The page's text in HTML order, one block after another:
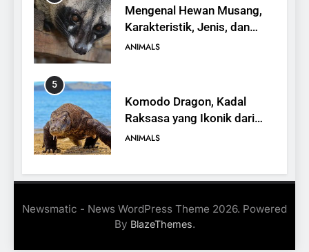
Mengenal Hewan Musang,
Karakteristik, Jenis, dan
Peran dalam Ekosistem
ANIMALS
5
Komodo Dragon, Kadal
Raksasa yang Ikonik dari
Indonesia
ANIMALS
6
Emas, Penemuan Baru di
Dunia Satwa
ANIMALS
Newsmatic - News WordPress Theme 2026. Powered
By BlazeThemes.